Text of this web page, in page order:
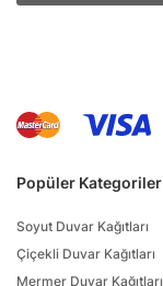
Popüler Kategoriler
Soyut Duvar Kağıtları
Çiçekli Duvar Kağıtları
Mermer Duvar Kağıtları